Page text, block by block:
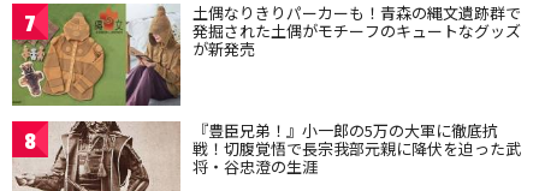
7 土偶なりきりパーカーも！青森の縄文遺跡群で
発掘された土偶がモチーフのキュートなグッズ
が新発売
8 『豊臣兄弟！』小一郎の5万の大軍に徹底抗
戦！切腹覚悟で長宗我部元親に降伏を迫った武
将・谷忠澄の生涯